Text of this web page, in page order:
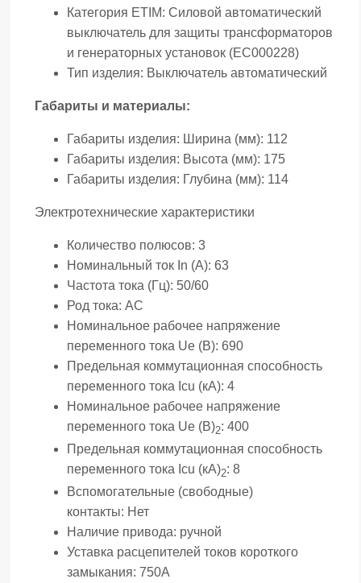
Категория ETIM: Силовой автоматический
выключатель для защиты трансформаторов
и генераторных установок (EC000228)
Тип изделия: Выключатель автоматический
Габариты и материалы:
Габариты изделия: Ширина (мм): 112
Габариты изделия: Высота (мм): 175
Габариты изделия: Глубина (мм): 114
Электротехнические характеристики
Количество полюсов: 3
Номинальный ток In (А): 63
Частота тока (Гц): 50/60
Род тока: AC
Номинальное рабочее напряжение
переменного тока Ue (В): 690
Предельная коммутационная способность
переменного тока Icu (кА): 4
Номинальное рабочее напряжение
переменного тока Ue (В)2: 400
Предельная коммутационная способность
переменного тока Icu (кА)2: 8
Вспомогательные (свободные)
контакты: Нет
Наличие привода: ручной
Уставка расцепителей токов короткого
замыкания: 750А